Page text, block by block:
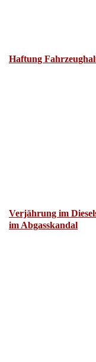
Haftung
Verjährung im
im Abgasskandal